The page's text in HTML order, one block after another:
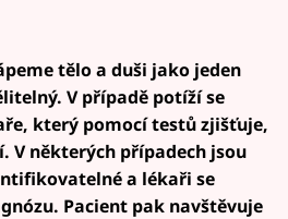
tělo a duši jako jeden
V případě potíží se
který pomocí testů zjišťuje,
V některých případech jsou
a lékaři se
Pacient pak navštěvuje